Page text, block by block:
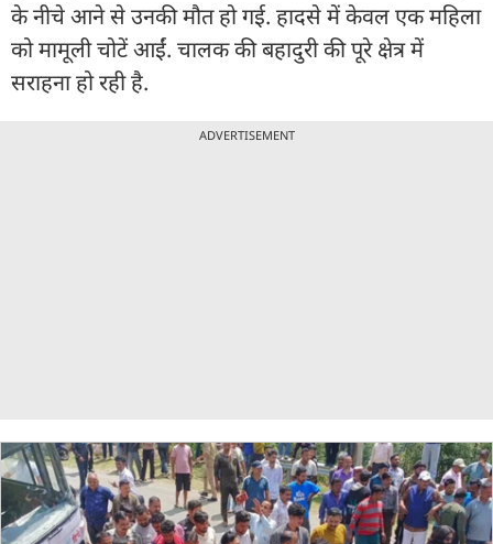
के नीचे आने से उनकी मौत हो गई. हादसे में केवल एक महिला
को मामूली चोटें आईं. चालक की बहादुरी की पूरे क्षेत्र में
सराहना हो रही है.
ADVERTISEMENT